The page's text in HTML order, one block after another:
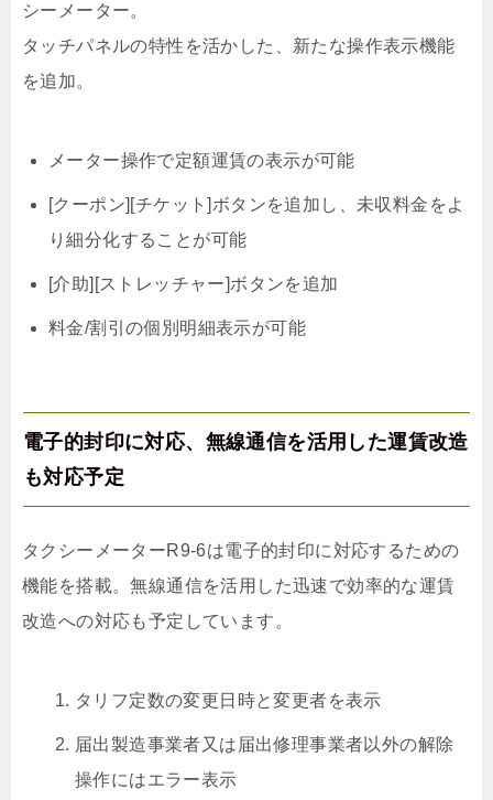
シーメーター。
タッチパネルの特性を活かした、新たな操作表示機能
を追加。
メーター操作で定額運賃の表示が可能
[クーポン][チケット]ボタンを追加し、未収料金をよ
り細分化することが可能
[介助][ストレッチャー]ボタンを追加
料金/割引の個別明細表示が可能
電子的封印に対応、無線通信を活用した運賃改造
も対応予定
タクシーメーターR9-6は電子的封印に対応するための
機能を搭載。無線通信を活用した迅速で効率的な運賃
改造への対応も予定しています。
タリフ定数の変更日時と変更者を表示
届出製造事業者又は届出修理事業者以外の解除
操作にはエラー表示